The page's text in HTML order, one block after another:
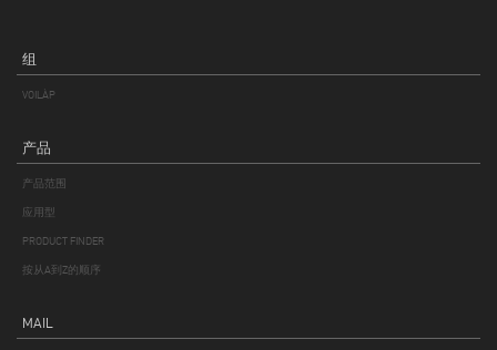
组
VOILÀP
产品
产品范围
应用型
PRODUCT FINDER
按从A到Z的顺序
MAIL